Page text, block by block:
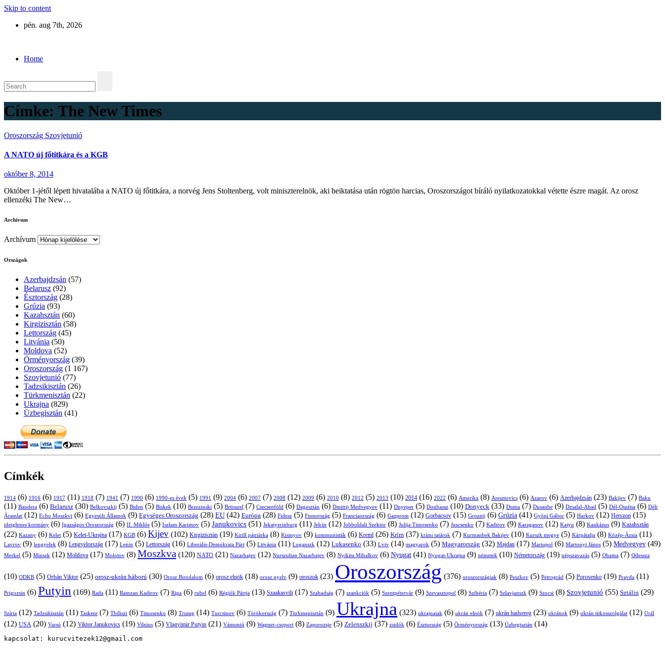
Skip to content
pén. aug 7th, 2026
Home
Címke: The New Times
Oroszország Szovjetunió
A NATO új főtitkára és a KGB
október 8, 2014
Október 1-jétől lépett hivatalába a NATO új főtitkára, a norvég Jens Stoltenberg, volt miniszterelnök, aki beiktatása után rögtön harcias, Oroszországot bíráló nyilatkozatokkal vétette észre magát. Az orosz
ellenzéki The New…
Archívum
Archívum
Országok
Azerbajdzsán (57)
Belarusz (92)
Észtország (28)
Grúzia (93)
Kazahsztán (60)
Kirgizisztán (58)
Lettország (45)
Litvánia (50)
Moldova (52)
Örményország (39)
Oroszország (1 167)
Szovjetunió (77)
Tadzsikisztán (26)
Türkmenisztán (22)
Ukrajna (829)
Üzbegisztán (41)
Címkék
1914 (6) 1916 (6) 1917 (11) 1918 (7) 1941 (7) 1990 (6) 1990-es évek (5) 1991 (9) 2004 (6) 2007 (7) 2008 (12) 2009 (6) 2010 (8) 2012 (5) 2013 (10) 2014 (16) 2022 (6) Amerika (8) Aresztovics (6) Azarov (6) Azerbajdzsán (23) Bakijev (7) Baku
(11) Bandera (6) Belarusz (30) Belkovszkij (5) Biden (5) Biskek (10) Brzezinski (5) Brüsszel (7) Csecsenföld (6) Dagesztán (6) Dmitrij Medvegyev (11) Dnyeper (5) Donbassz (10) Donyeck (33) Duma (7) Dusanbe (9) Dzsalal-Abad (5) Dél-Oszétia (6) Déli
Áramlat (12) Echo Moszkvi (6) Egyesült Államok (9) Egységes Oroszország (28) EU (42) Európa (28) Fidesz (5) Finnország (5) Franciaország (6) Gazprom (12) Gorbacsov (15) Groznij (6) Grúzia (41) Gyóni Gábor (5) Harkov (12) Herszon (15)
ideiglenes kormány (6) Igazságos Oroszország (6) II. Miklós (5) Iszlam Karimov (5) Janukovics (51) Jekatyerinburg (11) Jelcin (12) Jobboldali Szektor (8) Julija Timosenko (7) Juscsenko (7) Kadirov (9) Karaganov (12) Katyn (8) Kaukázus (9) Kazahsztán
(22) Kazany (6) Kelet (5) Kelet-Ukrajna (17) KGB (6) Kijev (102) Kirgizisztán (19) Kirill pátriárka (8) Kisinyov (9) kommunisták (6) Kreml (26) Krím (37) krími tatárok (7) Kurmanbek Bakijev (10) Kurszk megye (5) Kárpátalja (8) Közép-Ázsia (11)
Lavrov (9) lengyelek (8) Lengyelország (17) Lenin (5) Lettország (16) Liberális-Demokrata Párt (5) Litvánia (11) Luganszk (12) Lukasenko (33) Lviv (14) magyarok (5) Magyarország (32) Majdan (17) Mariupol (6) Martonyi János (5) Medvegyev (49)
Merkel (5) Minszk (12) Moldova (17) Molotov (8) Moszkva (120) NATO (21) Nazarbajev (12) Nurszultan Nazarbajev (8) Nyikita Mihalkov (6) Nyugat (41) Nyugat-Ukrajna (9) németek (10) Németország (19) népszavazás (5) Obama (7) Odessza
(10) ODKB (5) Orbán Viktor (25) orosz-ukrán háború (30) Orosz Birodalom (6) orosz elnök (18) orosz nyelv (9) oroszok (23) Oroszország (376) oroszországiak (8) Peszkov (5) Petrográd (5) Porosenko (19) Pravda (11)
Prigozsin (6) Putyin (169) Rada (11) Ramzan Kadirov (7) Riga (6) rubel (6) Régiók Pártja (13) Szaakasvili (17) Szabadság (7) szankciók (5) Szentpétervár (9) Szevasztopol (8) Szibéria (7) Szlavjanszk (9) Szocsi (8) Szovjetunió (55) Sztálin (29)
Szíria (12) Tadzsikisztán (11) Taskent (7) Tbiliszi (6) Timosenko (8) Trump (14) Turcsinov (6) Törökország (7) Türkmenisztán (9) Ukrajna (323) ukrajnaiak (6) ukrán elnök (7) ukrán hadsereg (23) ukránok (9) ukrán titkosszolgálat (12) Urál
(12) USA (20) Varsó (12) Viktor Janukovics (19) Vilnius (5) Vlagyimir Putyin (21) Vámunió (9) Wagner-csoport (8) Zaporozsje (5) Zelenszkij (37) zsidók (6) Észtország (5) Örményország (13) Üzbegisztán (14)
kapcsolat: kurucvitezek12@gmail.com